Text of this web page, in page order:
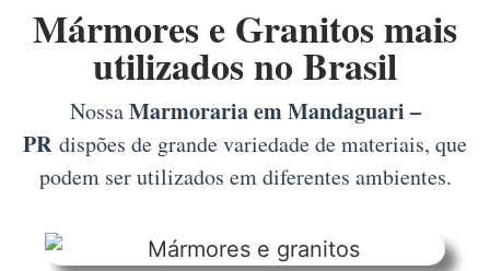
Mármores e Granitos mais
utilizados no Brasil
NossaMarmoraria em Mandaguari –
PRdispões de grande variedade de materiais, que
podem ser utilizados em diferentes ambientes.